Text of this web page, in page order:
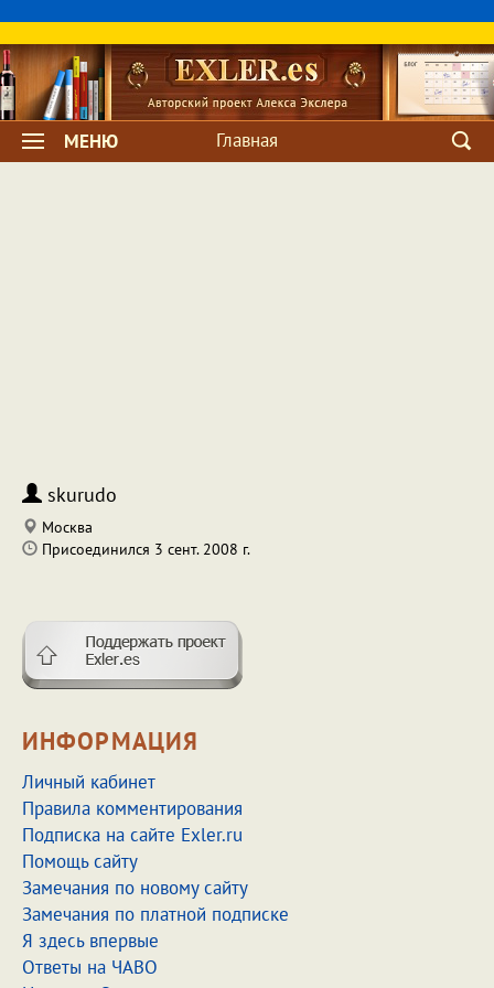
МЕНЮ Главная
skurudo
Москва
Присоединился 3 сент. 2008 г.
ИНФОРМАЦИЯ
Личный кабинет
Правила комментирования
Подписка на сайте Exler.ru
Помощь сайту
Замечания по новому сайту
Замечания по платной подписке
Я здесь впервые
Ответы на ЧАВО